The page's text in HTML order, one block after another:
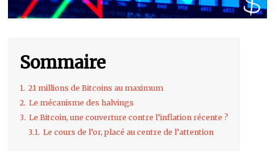
Sommaire
1. 21 millions de Bitcoins au maximum
2. Le mécanisme des halvings
3. Le Bitcoin, une couverture contre l’inflation récente ?
3.1. Le cours de l’or, placé au centre de l’attention